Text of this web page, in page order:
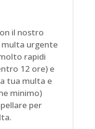
il nostro
multa urgente
rapidi
12 ore) e
tua multa e
minimo)
per